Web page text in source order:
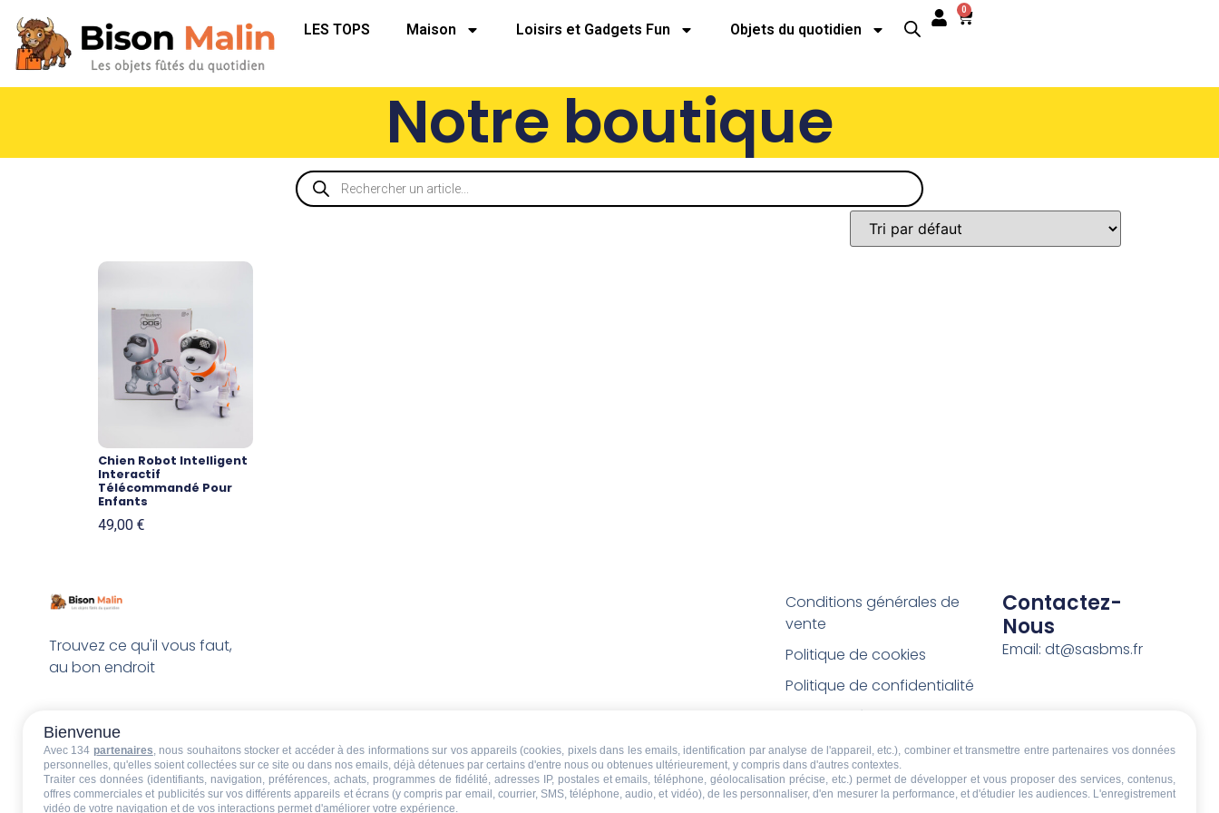
LES TOPS Maison Loisirs et Gadgets Fun Objets du quotidien
0
Notre boutique
Chien Robot Intelligent
Interactif
Télécommandé Pour
Enfants
49,00 €
Trouvez ce qu'il vous faut,
au bon endroit
Conditions générales de
vente
Politique de cookies
Politique de confidentialité
Mentions légales
Conditions de retour et de
remboursement
Droit de rétractation
Contactez-
Nous
Email: dt@sasbms.fr
Bienvenue
Avec 134 partenaires, nous souhaitons stocker et accéder à des informations sur vos appareils (cookies, pixels dans les emails, identification par analyse de l'appareil, etc.), combiner et transmettre entre partenaires vos données
personnelles, qu'elles soient collectées sur ce site ou dans nos emails, déjà détenues par certains d'entre nous ou obtenues ultérieurement, y compris dans d'autres contextes.
Traiter ces données (identifiants, navigation, préférences, achats, programmes de fidélité, adresses IP, postales et emails, téléphone, géolocalisation précise, etc.) permet de développer et vous proposer des services, contenus,
offres commerciales et publicités sur vos différents appareils et écrans (y compris par email, courrier, SMS, téléphone, audio, et vidéo), de les personnaliser, d'en mesurer la performance, et d'étudier les audiences. L'enregistrement
vidéo de votre navigation et de vos interactions permet d'améliorer votre expérience.